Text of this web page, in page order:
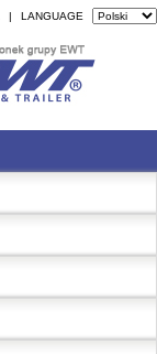
| LANGUAGE